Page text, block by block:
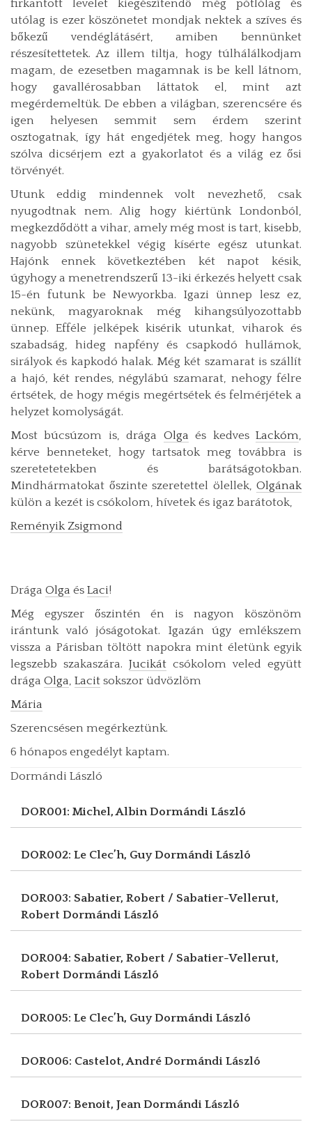
firkantott levelet kiegészítendő még pótlólag és
utólag is ezer köszönetet mondjak nektek a szíves és
bőkezű vendéglátásért, amiben bennünket
részesítettetek. Az illem tiltja, hogy túlhálálkodjam
magam, de ezesetben magamnak is be kell látnom,
hogy gavallérosabban láttatok el, mint azt
megérdemeltük. De ebben a világban, szerencsére és
igen helyesen semmit sem érdem szerint
osztogatnak, így hát engedjétek meg, hogy hangos
szólva dicsérjem ezt a gyakorlatot és a világ ez ősi
törvényét.
Utunk eddig mindennek volt nevezhető, csak
nyugodtnak nem. Alig hogy kiértünk Londonból,
megkezdődött a vihar, amely még most is tart, kisebb,
nagyobb szünetekkel végig kísérte egész utunkat.
Hajónk ennek következtében két napot késik,
úgyhogy a menetrendszerű 13-iki érkezés helyett csak
15-én futunk be Newyorkba. Igazi ünnep lesz ez,
nekünk, magyaroknak még kihangsúlyozottabb
ünnep. Efféle jelképek kisérik utunkat, viharok és
szabadság, hideg napfény és csapkodó hullámok,
sirályok és kapkodó halak. Még két szamarat is szállít
a hajó, két rendes, négylábú szamarat, nehogy félre
értsétek, de hogy mégis megértsétek és felmérjétek a
helyzet komolyságát.
Most búcsúzom is, drága Olga és kedvesLackóm,
kérve benneteket, hogy tartsatok meg továbbra is
szeretetetekben és barátságotokban.
Mindhármatokat őszinte szeretettel ölellek, Olgának
külön a kezét is csókolom, hívetek és igaz barátotok,
Reményik Zsigmond
Drága Olga és Laci!
Még egyszer őszintén én is nagyon köszönöm
irántunk való jóságotokat. Igazán úgy emlékszem
vissza a Párisban töltött napokra mint életünk egyik
legszebb szakaszára. Jucikát csókolom veled együtt
drága Olga, Lacit sokszor üdvözlöm
Mária
Szerencsésen megérkeztünk.
6 hónapos engedélyt kaptam.
Dormándi László
DOR001: Michel, AlbinDormándi László
DOR002: Le Clec’h, GuyDormándi László
DOR003: Sabatier, Robert / Sabatier-Vellerut,
Robert Dormándi László
DOR004: Sabatier, Robert / Sabatier-Vellerut,
Robert Dormándi László
DOR005: Le Clec’h, GuyDormándi László
DOR006: Castelot, André Dormándi László
DOR007: Benoit, JeanDormándi László